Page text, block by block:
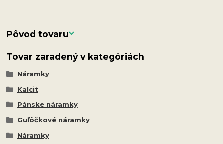
Pôvod tovaru
Tovar zaradený v kategóriách
Náramky
Kalcit
Pánske náramky
Guľôčkové náramky
Náramky